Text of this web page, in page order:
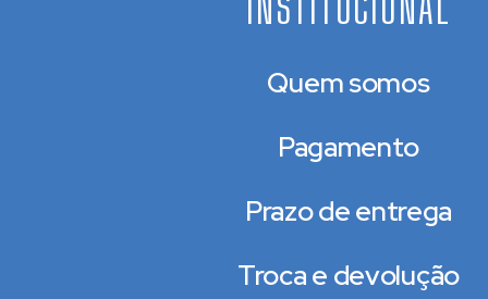
Quem somos
Pagamento
Prazo de entrega
Troca e devolução